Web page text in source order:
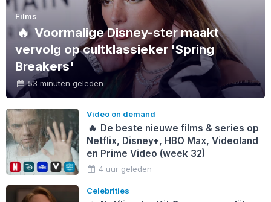
Films
🔥 Voormalige Disney-ster maakt
vervolg op cultklassieker 'Spring
Breakers'
53 minuten geleden
Video on demand
🔥 De beste nieuwe films & series op
Netflix, Disney+, HBO Max, Videoland
en Prime Video (week 32)
4 uur geleden
Celebrities